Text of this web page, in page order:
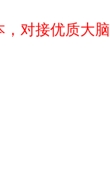
对接优质大脑